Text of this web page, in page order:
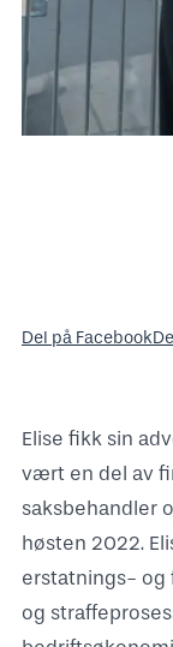
Del på Facebook
Elise fikk sin
vært en del av
saksbehandler
høsten 2022.
erstatnings- og
og